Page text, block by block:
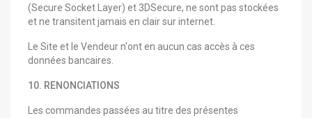
(Secure Socket Layer) et 3DSecure, ne sont pas stockées
et ne transitent jamais en clair sur internet.
Le Site et le Vendeur n'ont en aucun cas accès à ces
données bancaires.
10. RENONCIATIONS
Les commandes passées au titre des présentes